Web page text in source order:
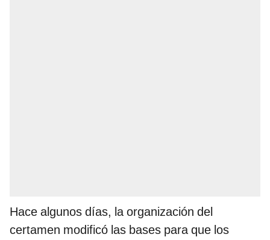
Hace algunos días, la organización del
certamen modificó las bases para que los